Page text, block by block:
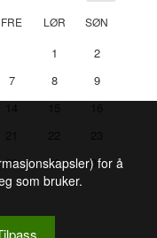
FRE LØR SØN
1
2
7 8
9
28 29
30for å
som bruker.